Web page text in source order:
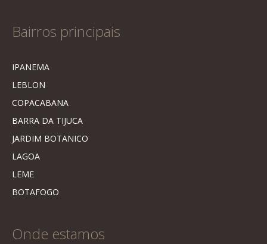
Bairros principais
IPANEMA
LEBLON
COPACABANA
BARRA DA TIJUCA
JARDIM BOTANICO
LAGOA
LEME
BOTAFOGO
Onde estamos